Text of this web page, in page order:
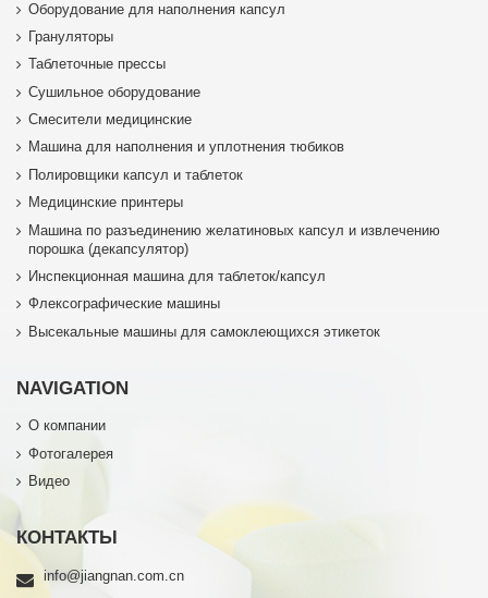
Оборудование для наполнения капсул
Грануляторы
Таблеточные прессы
Сушильное оборудование
Смесители медицинские
Машина для наполнения и уплотнения тюбиков
Полировщики капсул и таблеток
Медицинские принтеры
Машина по разъединению желатиновых капсул и извлечению
порошка (декапсулятор)
Инспекционная машина для таблеток/капсул
Флексографические машины
Высекальные машины для самоклеющихся этикеток
NAVIGATION
О компании
Фотогалерея
Видео
КОНТАКТЫ
info@jiangnan.com.cn